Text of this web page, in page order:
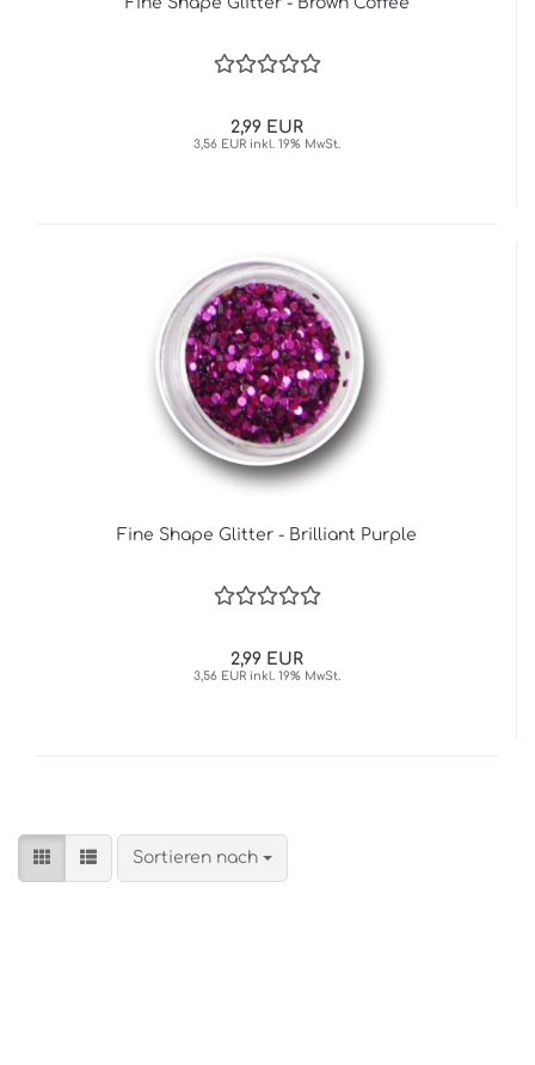
2,99 EUR
3,56 EUR inkl. 19% MwSt.
Fine Shape Glitter - Brilliant Purple
2,99 EUR
3,56 EUR inkl. 19% MwSt.
Sortieren nach
Sortieren nach